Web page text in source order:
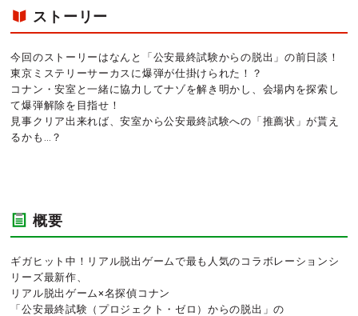
ストーリー
今回のストーリーはなんと「公安最終試験からの脱出」の前日談！
東京ミステリーサーカスに爆弾が仕掛けられた！？
コナン・安室と一緒に協力してナゾを解き明かし、会場内を探索し
て爆弾解除を目指せ！
見事クリア出来れば、安室から公安最終試験への「推薦状」が貰え
るかも…？
概要
ギガヒット中！リアル脱出ゲームで最も人気のコラボレーションシ
リーズ最新作、
リアル脱出ゲーム×名探偵コナン
「公安最終試験（プロジェクト・ゼロ）からの脱出」の